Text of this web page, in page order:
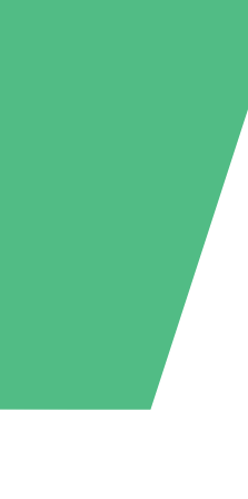
Individuele
per gebruik met
5
US$